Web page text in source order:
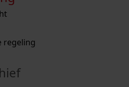
een aantal zoektips.
een aantal zoektips.
regeling